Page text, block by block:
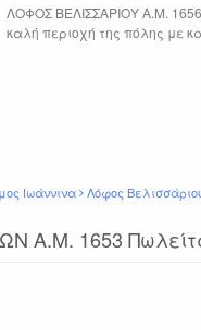
ΛΟΦΟΣ ΒΕΛΙΣΣΑΡΙΟΥ Α.Μ.
καλή περιοχή της πόλης με
Ιωάννινα Λόφος
Α.Μ. 1653